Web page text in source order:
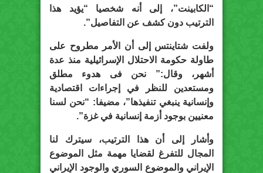
“الكابينت”، إلى أنه شخصيا “يؤيد هذا
الترتيب دون كشف عن التفاصيل”.
ولفت شتاينتس إلى أن الأمر مطروح على
طاولة حكومة الاحتلال الإسرائيلية منذ عدة
أشهر، وقال:” نحن فى هدوء مطلق
ومستعدين للنظر في إجراءات اقتصادية
وإنسانية ينبغي تنفيذها”، مضيفا: “نحن لسنا
معنيين بوجود أزمة إنسانية في غزة”.
وأشار إلى أن هذا الترتيب، سيترك لنا
المجال للتفرغ لقضايا مهمة مثل الموضوع
الإيراني والموضوع السوري والوجود الإيراني